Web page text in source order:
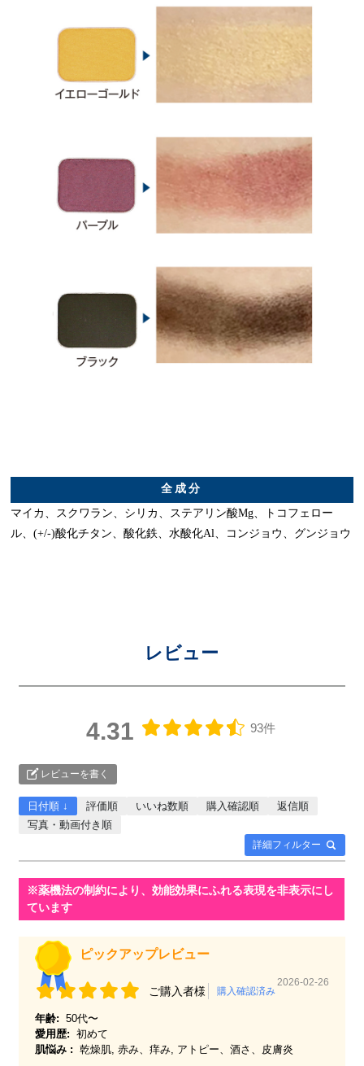
全成分
マイカ、スクワラン、シリカ、ステアリン酸Mg、トコフェロー
ル、(+/-)酸化チタン、酸化鉄、水酸化Al、コンジョウ、グンジョウ
レビュー
4.31 93件
レビューを書く
詳細フィルター
日付順 ↓ 評価順 いいね数順 購入確認順
返信順
写真・動画付き順
ピックアップレビュー
ご購入者様 購入確認済み
2026-02-26
年齢: 50代〜
愛用歴: 初めて
肌悩み : 乾燥肌, 赤み、痒み, アトピー、酒さ、皮膚炎